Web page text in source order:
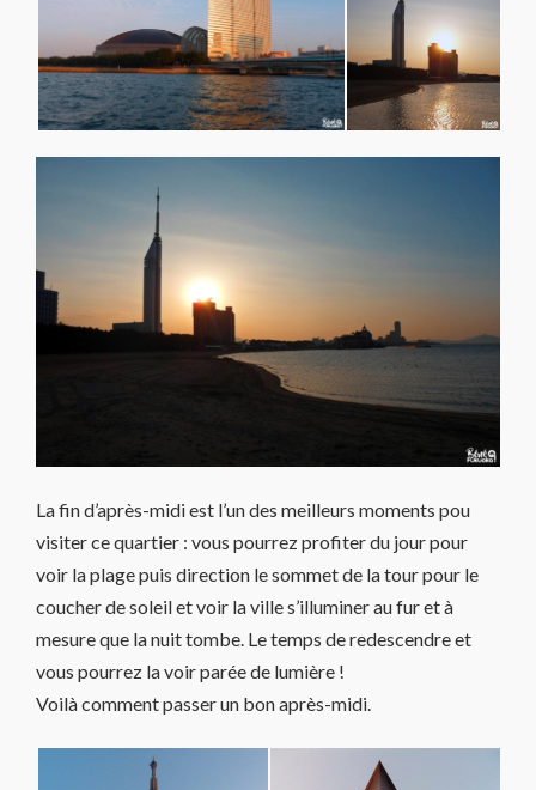
La fin d’après-midi est l’un des meilleurs moments pou
visiter ce quartier : vous pourrez profiter du jour pour
voir la plage puis direction le sommet de la tour pour le
coucher de soleil et voir la ville s’illuminer au fur et à
mesure que la nuit tombe. Le temps de redescendre et
vous pourrez la voir parée de lumière !
Voilà comment passer un bon après-midi.